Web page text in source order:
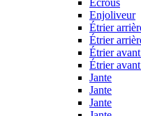
Ecrous
Enjoliveur
Étrier
Étrier
Étrier
Étrier
Jante
Jante
Jante